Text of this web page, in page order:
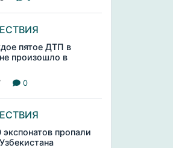
пятое ДТП в
произошло в
0
пропали